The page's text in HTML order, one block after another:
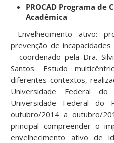
PROCAD Programa de
Acadêmica
Envelhecimento ativo:
prevenção de incapacidades
– coordenado pela Dra.
Santos. Estudo
diferentes contextos,
Universidade Federal
Universidade Federal do
outubro/2014 a outubro/
principal compreender o
envelhecimento ativo de